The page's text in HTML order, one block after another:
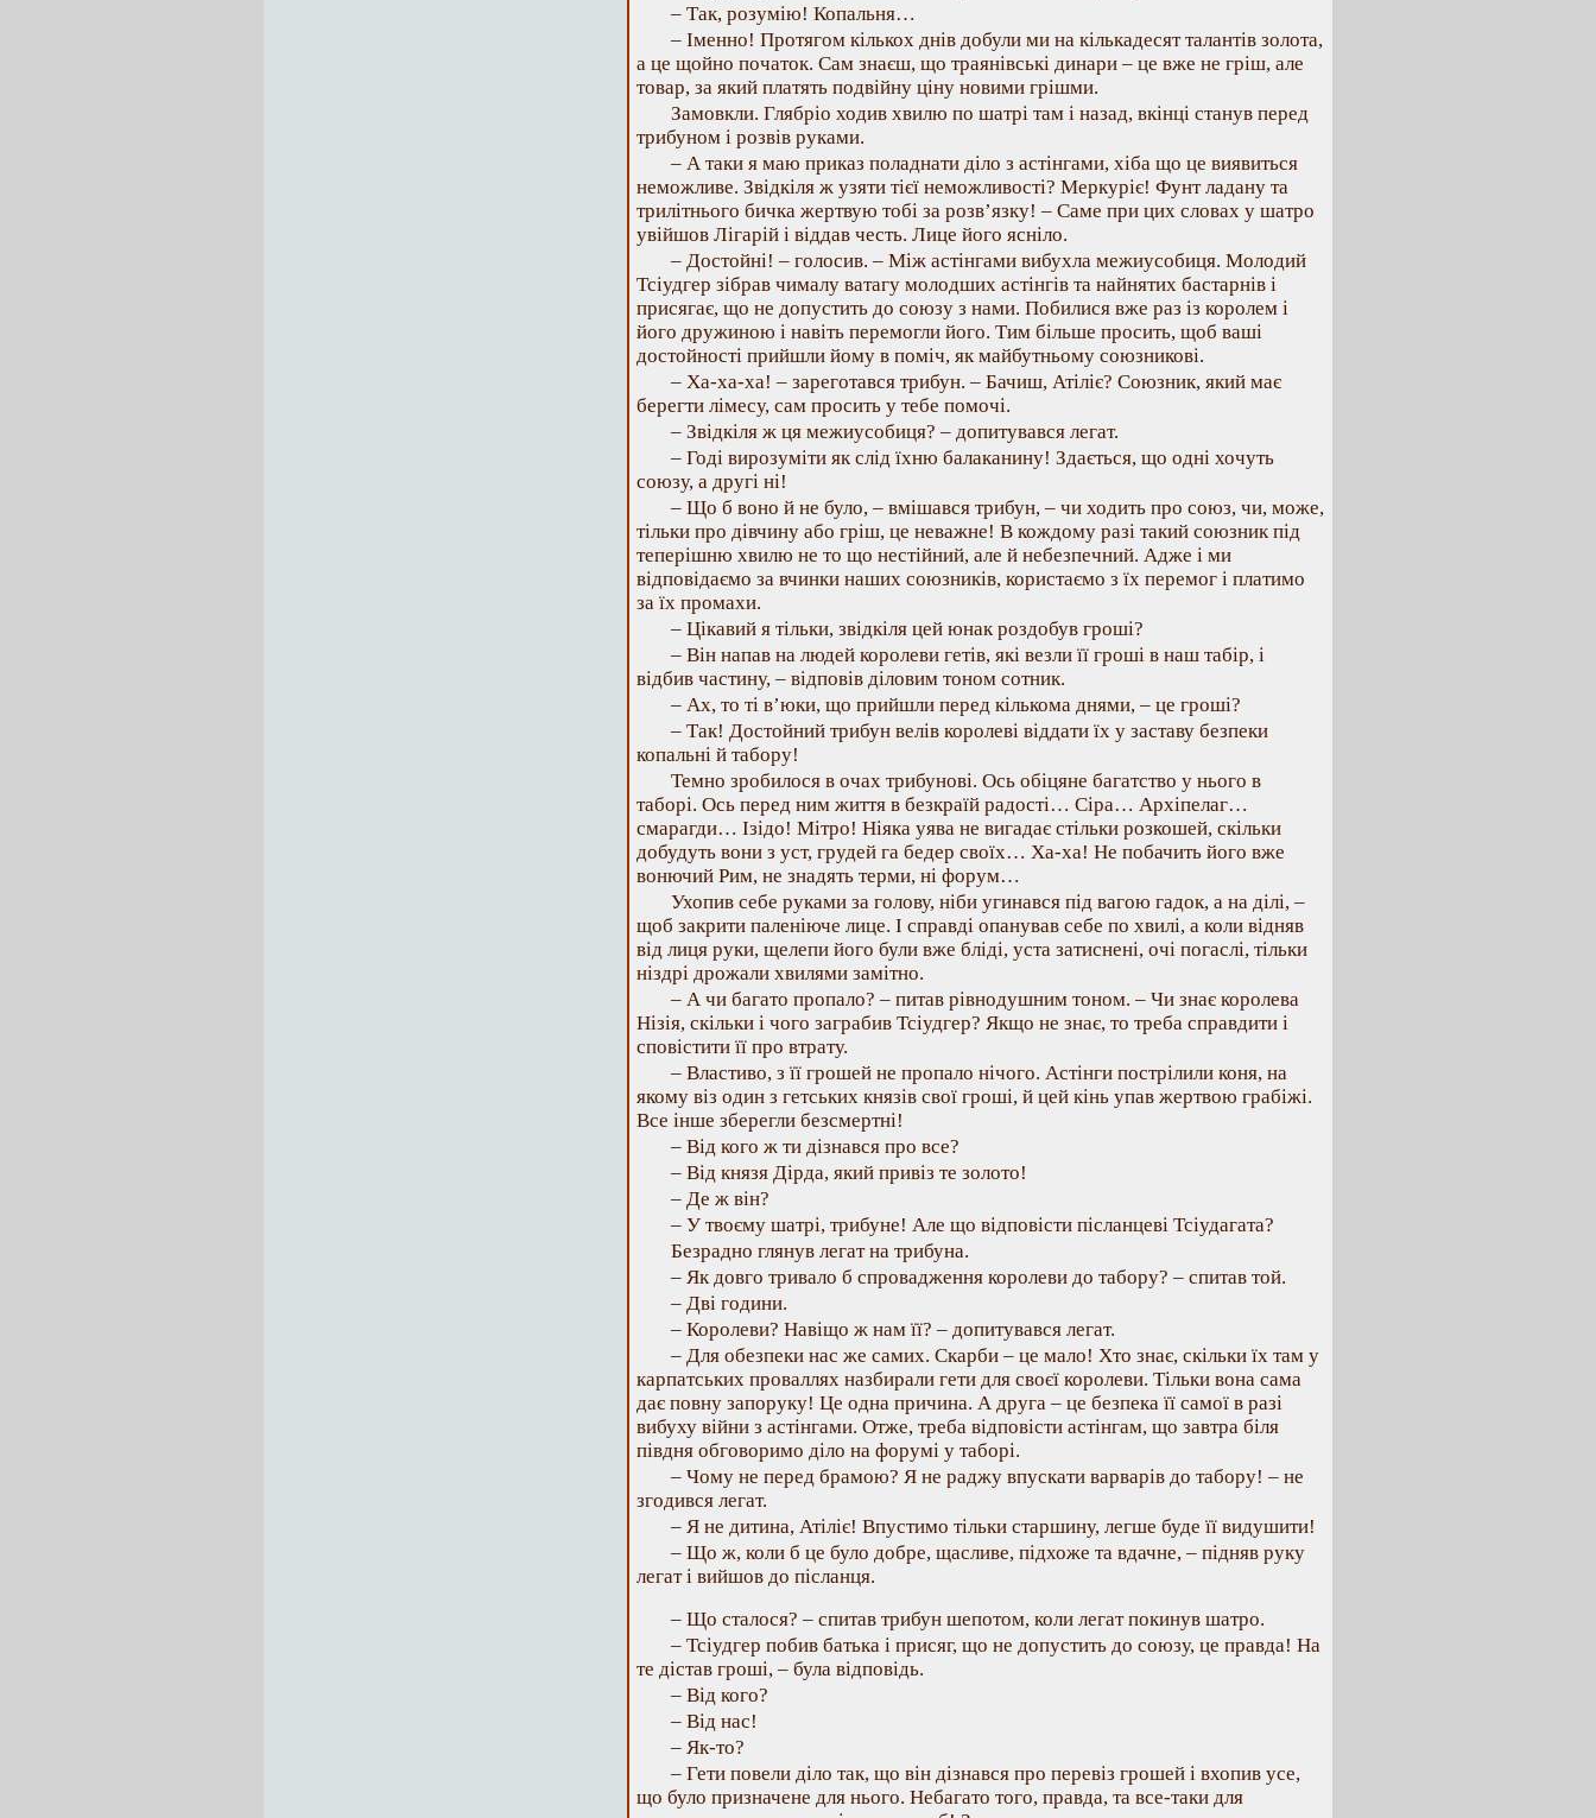
– Так, розумію! Копальня…
– Іменно! Протягом кількох днів добули ми на кількадесят талантів золота,
а це щойно початок. Сам знаєш, що траянівські динари – це вже не гріш, але
товар, за який платять подвійну ціну новими грішми.
Замовкли. Глябріо ходив хвилю по шатрі там і назад, вкінці станув перед
трибуном і розвів руками.
– А таки я маю приказ поладнати діло з астінгами, хіба що це виявиться
неможливе. Звідкіля ж узяти тієї неможливості? Меркуріє! Фунт ладану та
трилітнього бичка жертвую тобі за розв’язку! – Саме при цих словах у шатро
увійшов Лігарій і віддав честь. Лице його ясніло.
– Достойні! – голосив. – Між астінгами вибухла межиусобиця. Молодий
Тсіудгер зібрав чималу ватагу молодших астінгів та найнятих бастарнів і
присягає, що не допустить до союзу з нами. Побилися вже раз із королем і
його дружиною і навіть перемогли його. Тим більше просить, щоб ваші
достойності прийшли йому в поміч, як майбутньому союзникові.
– Ха-ха-ха! – зареготався трибун. – Бачиш, Атіліє? Союзник, який має
берегти лімесу, сам просить у тебе помочі.
– Звідкіля ж ця межиусобиця? – допитувався легат.
– Годі вирозуміти як слід їхню балаканину! Здається, що одні хочуть
союзу, а другі ні!
– Що б воно й не було, – вмішався трибун, – чи ходить про союз, чи, може,
тільки про дівчину або гріш, це неважне! В кождому разі такий союзник під
теперішню хвилю не то що нестійний, але й небезпечний. Адже і ми
відповідаємо за вчинки наших союзників, користаємо з їх перемог і платимо
за їх промахи.
– Цікавий я тільки, звідкіля цей юнак роздобув гроші?
– Він напав на людей королеви гетів, які везли її гроші в наш табір, і
відбив частину, – відповів діловим тоном сотник.
– Ах, то ті в’юки, що прийшли перед кількома днями, – це гроші?
– Так! Достойний трибун велів королеві віддати їх у заставу безпеки
копальні й табору!
Темно зробилося в очах трибунові. Ось обіцяне багатство у нього в
таборі. Ось перед ним життя в безкраїй радості… Сіра… Архіпелаг…
смарагди… Ізідо! Мітро! Ніяка уява не вигадає стільки розкошей, скільки
добудуть вони з уст, грудей га бедер своїх… Ха-ха! Не побачить його вже
вонючий Рим, не знадять терми, ні форум…
Ухопив себе руками за голову, ніби угинався під вагою гадок, а на ділі, –
щоб закрити паленіюче лице. І справді опанував себе по хвилі, а коли відняв
від лиця руки, щелепи його були вже бліді, уста затиснені, очі погаслі, тільки
ніздрі дрожали хвилями замітно.
– А чи багато пропало? – питав рівнодушним тоном. – Чи знає королева
Нізія, скільки і чого заграбив Тсіудгер? Якщо не знає, то треба справдити і
сповістити її про втрату.
– Властиво, з її грошей не пропало нічого. Астінги пострілили коня, на
якому віз один з гетських князів свої гроші, й цей кінь упав жертвою грабіжі.
Все інше зберегли безсмертні!
– Від кого ж ти дізнався про все?
– Від князя Дірда, який привіз те золото!
– Де ж він?
– У твоєму шатрі, трибуне! Але що відповісти післанцеві Тсіудагата?
Безрадно глянув легат на трибуна.
– Як довго тривало б спровадження королеви до табору? – спитав той.
– Дві години.
– Королеви? Навіщо ж нам її? – допитувався легат.
– Для обезпеки нас же самих. Скарби – це мало! Хто знає, скільки їх там у
карпатських проваллях назбирали гети для своєї королеви. Тільки вона сама
дає повну запоруку! Це одна причина. А друга – це безпека її самої в разі
вибуху війни з астінгами. Отже, треба відповісти астінгам, що завтра біля
півдня обговоримо діло на форумі у таборі.
– Чому не перед брамою? Я не раджу впускати варварів до табору! – не
згодився легат.
– Я не дитина, Атіліє! Впустимо тільки старшину, легше буде її видушити!
– Що ж, коли б це було добре, щасливе, підхоже та вдачне, – підняв руку
легат і вийшов до післанця.
– Що сталося? – спитав трибун шепотом, коли легат покинув шатро.
– Тсіудгер побив батька і присяг, що не допустить до союзу, це правда! На
те дістав гроші, – була відповідь.
– Від кого?
– Від нас!
– Як-то?
– Гети повели діло так, що він дізнався про перевіз грошей і вхопив усе,
що було призначене для нього. Небагато того, правда, та все-таки для